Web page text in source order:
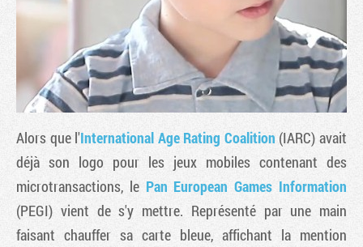
Alors que l'International Age Rating Coalition (IARC) avait
déjà son logo pour les jeux mobiles contenant des
microtransactions, le Pan European Games Information
(PEGI) vient de s'y mettre. Représenté par une main
faisant chauffer sa carte bleue, affichant la mention